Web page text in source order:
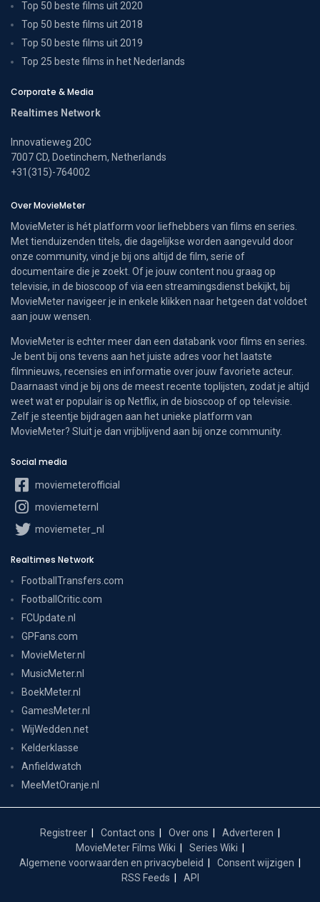
Top 50 beste films uit 2020
Top 50 beste films uit 2018
Top 50 beste films uit 2019
Top 25 beste films in het Nederlands
Corporate & Media
Realtimes Network
Innovatieweg 20C
7007 CD, Doetinchem, Netherlands
+31(315)-764002
Over MovieMeter
MovieMeter is hét platform voor liefhebbers van films en series.
Met tienduizenden titels, die dagelijkse worden aangevuld door
onze community, vind je bij ons altijd de film, serie of
documentaire die je zoekt. Of je jouw content nou graag op
televisie, in de bioscoop of via een streamingsdienst bekijkt, bij
MovieMeter navigeer je in enkele klikken naar hetgeen dat voldoet
aan jouw wensen.
MovieMeter is echter meer dan een databank voor films en series.
Je bent bij ons tevens aan het juiste adres voor het laatste
filmnieuws, recensies en informatie over jouw favoriete acteur.
Daarnaast vind je bij ons de meest recente toplijsten, zodat je altijd
weet wat er populair is op Netflix, in de bioscoop of op televisie.
Zelf je steentje bijdragen aan het unieke platform van
MovieMeter? Sluit je dan vrijblijvend aan bij onze community.
Social media
moviemeterofficial
moviemeternl
moviemeter_nl
Realtimes Network
FootballTransfers.com
FootballCritic.com
FCUpdate.nl
GPFans.com
MovieMeter.nl
MusicMeter.nl
BoekMeter.nl
GamesMeter.nl
WijWedden.net
Kelderklasse
Anfieldwatch
MeeMetOranje.nl
Registreer Contact ons Over ons
Adverteren
MovieMeter Films Wiki
Series Wiki
Algemene voorwaarden en privacybeleid
Consent wijzigen
RSS Feeds
API